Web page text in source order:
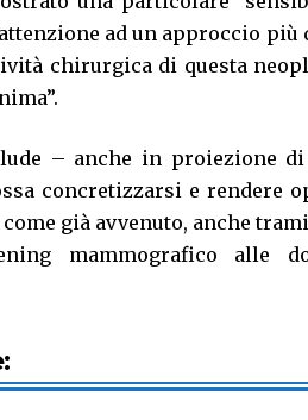
ad un approccio
chirurgica di questa
– anche in proiezione
concretizzarsi e rendere
già avvenuto, anche
mammografico